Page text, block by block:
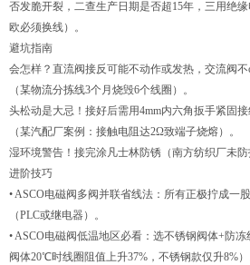
否发脆开裂，二查生产日期是否超15年，三用绝
欧必须换线）。
避坑指南
会怎样？直流阀接反可能不动作或发热，交流阀
（某物流分拣线3个月烧毁6个线圈）。
头松动是大忌！接好后需用4mm内六角扳手紧固
（某汽配厂案例：接触电阻达2Ω致端子烧熔）。
湿环境警告！接完涂凡士林防锈（南方纺织厂未防
进阶技巧
• ASCO电磁阀多阀并联省线法：所有正极拧成一
（PLC或继电器）。
• ASCO电磁阀低温地区必看：选不锈钢阀体+防
阀体20℃时线圈阻值上升37%，不锈钢款仅升8%）